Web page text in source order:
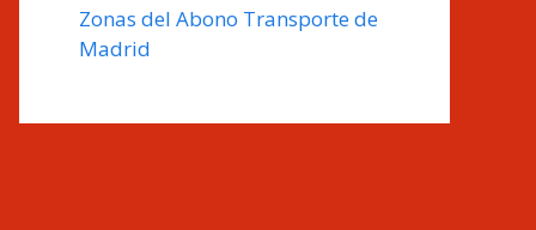
Zonas del Abono Transporte de
Madrid